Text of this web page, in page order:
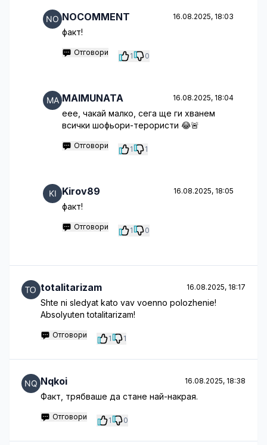
NOCOMMENT 16.08.2025, 18:03
факт!
Отговори 1 0
MAIMUNATA 16.08.2025, 18:04
еее, чакай малко, сега ще ги хванем
всички шофьори-терористи 😂🚨
Отговори 1 1
Kirov89 16.08.2025, 18:05
факт!
Отговори 1 0
totalitarizam 16.08.2025, 18:17
Shte ni sledyat kato vav voenno polozhenie!
Absolyuten totalitarizam!
Отговори 1 1
Nqkoi 16.08.2025, 18:38
Факт, трябваше да стане най-накрая.
Отговори 1 0